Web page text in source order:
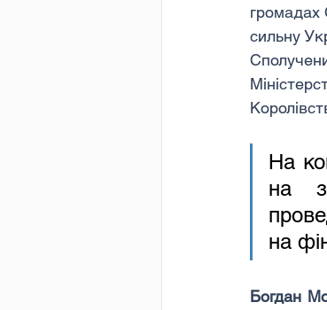
громадах
сильну
На
на
на
Богдан